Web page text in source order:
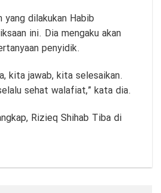
yang dilakukan Habib
ini. Dia mengaku akan
penyidik.
kita jawab, kita selesaikan.
sehat walafiat,” kata dia.
Rizieq Shihab Tiba di